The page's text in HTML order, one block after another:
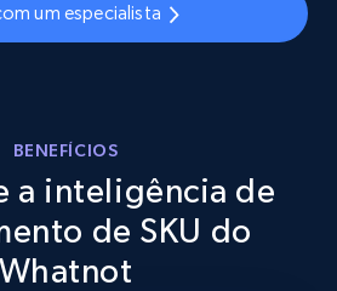
Seller name, Seller rating,
359+ Comece agora
from shops on eBay
um especialista
BENEFÍCIOS
a inteligência de
de SKU do
Whatnot